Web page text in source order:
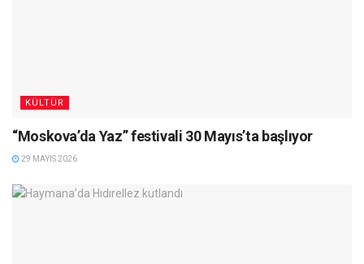
KÜLTÜR
“Moskova’da Yaz” festivali 30 Mayıs’ta başlıyor
29 MAYIS 2026